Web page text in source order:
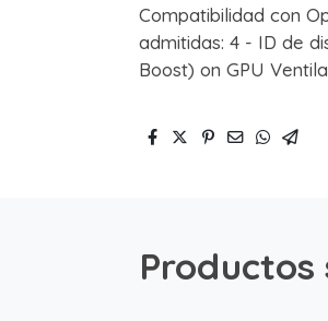
Compatibilidad con
admitidas: 4 - ID de
Boost) on GPU
Productos